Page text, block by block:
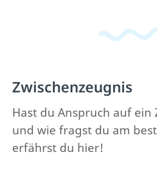
Zwischenzeugnis
Hast du Anspruch auf ein
und wie fragst du am
erfährst du hier!